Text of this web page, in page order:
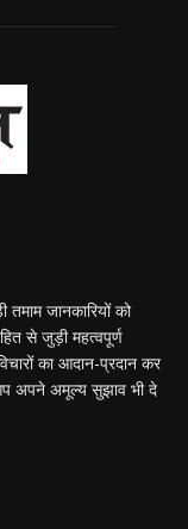
जानकारियों को
से जुड़ी महत्वपूर्ण
का आदान-प्रदान कर
अपने अमूल्य सुझाव भी दे